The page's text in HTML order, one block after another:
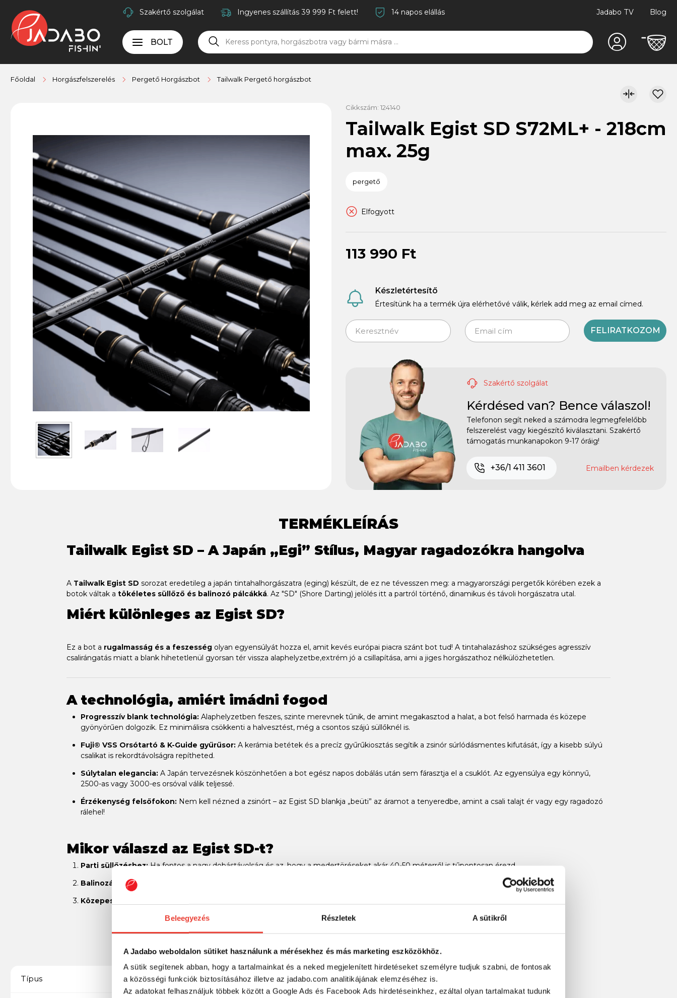
Beleegyezés Részletek A sütikről
A Jadabo weboldalon sütiket használunk a mérésekhez és más marketing eszközökhöz.
A sütik segítenek abban, hogy a tartalmainkat és a neked megjelenített hirdetéseket személyre tudjuk szabni, de fontosak
a közösségi funkciók biztosításához illetve az jadabo.com analitikájának elemzéséhez is.
Az adatokat felhasználjuk többek között a Google Ads és Facebook Ads hirdetéseinkhez, ezáltal olyan tartalmakat tudunk
Szakértő szolgálat Ingyenes szállítás 39 999 Ft felett! 14 napos elállás Jadabo TV Blog
BOLT
Főoldal Horgászfelszerelés Pergető Horgászbot Tailwalk Pergető horgászbot
Cikkszám: 124140
Tailwalk Egist SD S72ML+ - 218cm
max. 25g
pergető
Elfogyott
113 990 Ft
Készletértesítő
Értesítünk ha a termék újra elérhetővé válik, kérlek add meg az email címed.
FELIRATKOZOM
Szakértő szolgálat
Kérdésed van? Bence válaszol!
Telefonon segít neked a számodra legmegfelelőbb
felszerelést vagy kiegészítő kiválasztani. Szakértő
támogatás munkanapokon 9-17 óráig!
+36/1 411 3601 Emailben kérdezek
TERMÉKLEÍRÁS
Tailwalk Egist SD – A Japán „Egi” Stílus, Magyar ragadozókra hangolva
A Tailwalk Egist SD sorozat eredetileg a japán tintahalhorgászatra (eging) készült, de ez ne tévesszen meg: a magyarországi pergetők körében ezek a
botok váltak a tökéletes süllőző és balinozó pálcákká. Az "SD" (Shore Darting) jelölés itt a partról történő, dinamikus és távoli horgászatra utal.
Miért különleges az Egist SD?
Ez a bot a rugalmasság és a feszesség olyan egyensúlyát hozza el, amit kevés európai piacra szánt bot tud! A tintahalazáshoz szükséges agresszív
csalirángatás miatt a blank hihetetlenül gyorsan tér vissza alaphelyzetbe,extrém jó a csillapítása, ami a jiges horgászathoz nélkülözhetetlen.
A technológia, amiért imádni fogod
Progresszív blank technológia: Alaphelyzetben feszes, szinte merevnek tűnik, de amint megakasztod a halat, a bot felső harmada és közepe
gyönyörűen dolgozik. Ez minimálisra csökkenti a halvesztést, még a csontos szájú süllőknél is.
Fuji® VSS Orsótartó & K-Guide gyűrűsor: A kerámia betétek és a precíz gyűrűkiosztás segítik a zsinór súrlódásmentes kifutását, így a kisebb súlyú
csalikat is rekordtávolságra repítheted.
Súlytalan elegancia: A Japán tervezésnek köszönhetően a bot egész napos dobálás után sem fárasztja el a csuklót. Az egyensúlya egy könnyű,
2500-as vagy 3000-es orsóval válik teljessé.
Érzékenység felsőfokon: Nem kell nézned a zsinórt – az Egist SD blankja „beüti” az áramot a tenyeredbe, amint a csali talajt ér vagy egy ragadozó
rálehel!
Mikor válaszd az Egist SD-t?
Parti süllőzéshez:Ha fontos a nagy dobástávolság és az, hogy a medertöréseket akár 40-50 méterről is tűpontosan érezd.
Balinozáshoz:A bot rugalmassága miatt a wobblerek és bladek távolra szállnak, a gyors akció pedig bírja a tempós behúzást.
Közepes jigeléshez:
RÉSZLETES ADATOK
Típus Pergető